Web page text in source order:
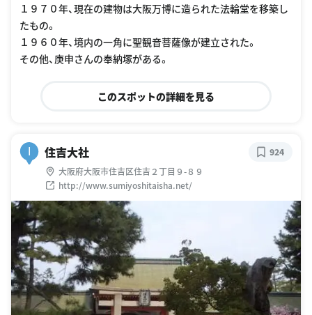
１９７０年、現在の建物は大阪万博に造られた法輪堂を移築し
たもの。
１９６０年、境内の一角に聖観音菩薩像が建立された。
その他、庚申さんの奉納塚がある。
このスポットの詳細を見る
住吉大社
大阪府大阪市住吉区住吉２丁目９-８９
http://www.sumiyoshitaisha.net/
924